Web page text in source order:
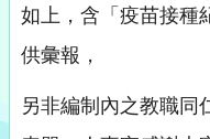
如上，含「疫苗接種
供彙報，
另非編制內之教職同